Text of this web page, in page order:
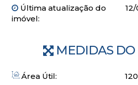
Última atualização do
imóvel:
MEDIDAS
Área Útil: 120